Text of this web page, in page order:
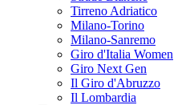
Tirreno Adriatico
Milano-Torino
Milano-Sanremo
Giro d'Italia Women
Giro Next Gen
Il Giro d'Abruzzo
Il Lombardia